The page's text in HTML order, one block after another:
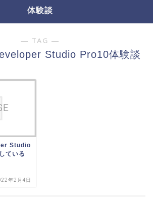
体験談
― TAG ―
Studio Pro10体験談
Studio
ている
年2月4日